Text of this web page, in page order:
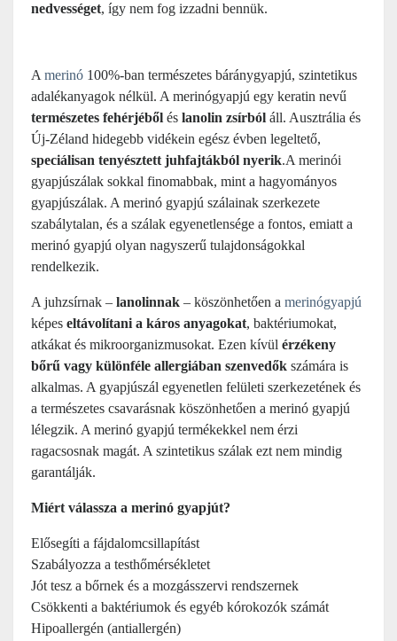
nedvességet, így nem fog izzadni bennük.
A merinó 100%-ban természetes báránygyapjú, szintetikus
adalékanyagok nélkül. A merinógyapjú egy keratin nevű
természetes fehérjéből és lanolin zsírból áll. Ausztrália és
Új-Zéland hidegebb vidékein egész évben legeltető,
speciálisan tenyésztett juhfajtákból nyerik.A merinói
gyapjúszálak sokkal finomabbak, mint a hagyományos
gyapjúszálak. A merinó gyapjú szálainak szerkezete
szabálytalan, és a szálak egyenetlensége a fontos, emiatt a
merinó gyapjú olyan nagyszerű tulajdonságokkal
rendelkezik.
A juhzsírnak – lanolinnak – köszönhetően a merinógyapjú
képes eltávolítani a káros anyagokat, baktériumokat,
atkákat és mikroorganizmusokat. Ezen kívül érzékeny
bőrű vagy különféle allergiában szenvedők számára is
alkalmas. A gyapjúszál egyenetlen felületi szerkezetének és
a természetes csavarásnak köszönhetően a merinó gyapjú
lélegzik. A merinó gyapjú termékekkel nem érzi
ragacsosnak magát. A szintetikus szálak ezt nem mindig
garantálják.
Miért válassza a merinó gyapjút?
Elősegíti a fájdalomcsillapítást
Szabályozza a testhőmérsékletet
Jót tesz a bőrnek és a mozgásszervi rendszernek
Csökkenti a baktériumok és egyéb kórokozók számát
Hipoallergén (antiallergén)